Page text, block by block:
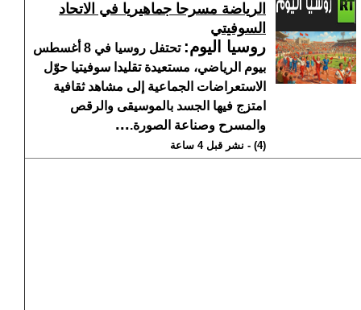
الرياضة مسرحا جماهيريا في الاتحاد
السوفيتي
روسيا اليوم:
تحتفل روسيا في 8 أغسطس
بيوم الرياضي، مستعيدة تقليدا سوفيتيا حوّل
الاستعراضات الجماعية إلى مشاهد ثقافية
امتزج فيها الجسد بالموسيقى والرقص
والمسرح وصناعة الصورة....
(4) - نشر قبل 4 ساعة